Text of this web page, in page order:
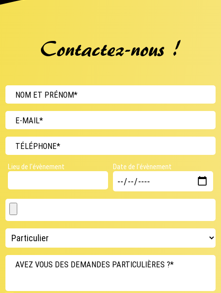
Contactez-nous !
NOM ET PRÉNOM*
E-MAIL*
TÉLÉPHONE*
Lieu de l'évènement Date de l'évènement
AVEZ VOUS DES DEMANDES PARTICULIÈRES ?*